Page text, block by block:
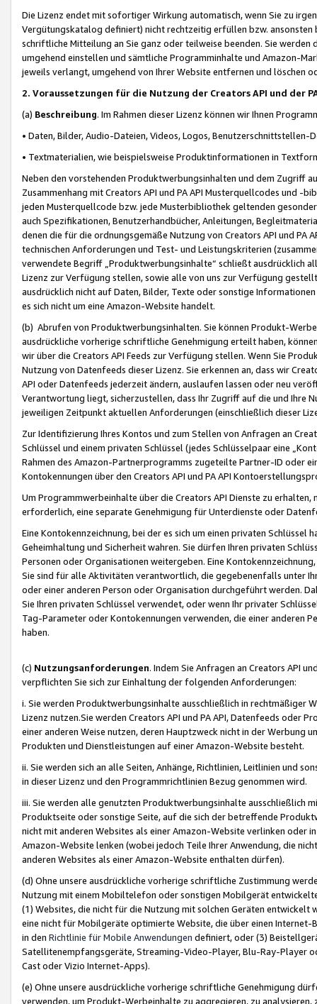
Die Lizenz endet mit sofortiger Wirkung automatisch, wenn Sie zu
Vergütungskatalog definiert) nicht rechtzeitig erfüllen bzw. ansonsten
schriftliche Mitteilung an Sie ganz oder teilweise beenden. Sie werden
umgehend einstellen und sämtliche Programminhalte und Amazon-
jeweils verlangt, umgehend von Ihrer Website entfernen und löschen
2. Voraussetzungen für die Nutzung der Creators API und der
(a) Beschreibung. Im Rahmen dieser Lizenz können wir Ihnen
• Daten, Bilder, Audio-Dateien, Videos, Logos, Benutzerschnittstellen-
• Textmaterialien, wie beispielsweise Produktinformationen in
Neben den vorstehenden Produktwerbungsinhalten und dem Zugriff
Zusammenhang mit Creators API und PA API Musterquellcodes und
jeden Musterquellcode bzw. jede Musterbibliothek geltenden
auch Spezifikationen, Benutzerhandbücher, Anleitungen,
denen die für die ordnungsgemäße Nutzung von Creators API und PA
technischen Anforderungen und Test- und Leistungskriterien
verwendete Begriff „Produktwerbungsinhalte“ schließt ausdrücklich
Lizenz zur Verfügung stellen, sowie alle von uns zur Verfügung
ausdrücklich nicht auf Daten, Bilder, Texte oder sonstige
es sich nicht um eine Amazon-Website handelt.
(b) Abrufen von Produktwerbungsinhalten. Sie können Produkt-
ausdrückliche vorherige schriftliche Genehmigung erteilt haben,
wir über die Creators API Feeds zur Verfügung stellen. Wenn Sie
Nutzung von Datenfeeds dieser Lizenz. Sie erkennen an, dass wir
API oder Datenfeeds jederzeit ändern, auslaufen lassen oder neu
Verantwortung liegt, sicherzustellen, dass Ihr Zugriff auf die und Ihre
jeweiligen Zeitpunkt aktuellen Anforderungen (einschließlich dieser
Zur Identifizierung Ihres Kontos und zum Stellen von Anfragen an
Schlüssel und einem privaten Schlüssel (jedes Schlüsselpaar eine
Rahmen des Amazon-Partnerprogramms zugeteilte Partner-ID oder
Kontokennungen über den Creators API und PA API
Um Programmwerbeinhalte über die Creators API Dienste zu
erforderlich, eine separate Genehmigung für Unterdienste oder
Eine Kontokennzeichnung, bei der es sich um einen privaten
Geheimhaltung und Sicherheit wahren. Sie dürfen Ihren privaten
Personen oder Organisationen weitergeben. Eine
Sie sind für alle Aktivitäten verantwortlich, die gegebenenfalls unter
oder einer anderen Person oder Organisation durchgeführt werden.
Sie Ihren privaten Schlüssel verwendet, oder wenn Ihr privater
Tag-Parameter oder Kontokennungen verwenden, die einer anderen
haben.
(c) Nutzungsanforderungen. Indem Sie Anfragen an Creators API
verpflichten Sie sich zur Einhaltung der folgenden Anforderungen:
i. Sie werden Produktwerbungsinhalte ausschließlich in rechtmäßiger
Lizenz nutzen.Sie werden Creators API und PA API, Datenfeeds oder
einer anderen Weise nutzen, deren Hauptzweck nicht in der Werbung
Produkten und Dienstleistungen auf einer Amazon-Website besteht.
ii. Sie werden sich an alle Seiten, Anhänge, Richtlinien, Leitlinien und
in dieser Lizenz und den Programmrichtlinien Bezug genommen wird.
iii. Sie werden alle genutzten Produktwerbungsinhalte ausschließlich
Produktseite oder sonstige Seite, auf die sich der betreffende
nicht mit anderen Websites als einer Amazon-Website verlinken oder
Amazon-Website lenken (wobei jedoch Teile Ihrer Anwendung, die
anderen Websites als einer Amazon-Website enthalten dürfen).
(d) Ohne unsere ausdrückliche vorherige schriftliche Zustimmung
Nutzung mit einem Mobiltelefon oder sonstigen Mobilgerät
(1) Websites, die nicht für die Nutzung mit solchen Geräten
eine nicht für Mobilgeräte optimierte Website, die über einen
in den Richtlinie für Mobile Anwendungen definiert, oder (3)
Satellitenempfangsgeräte, Streaming-Video-Player, Blu-Ray-Player
Cast oder Vizio Internet-Apps).
(e) Ohne unsere ausdrückliche vorherige schriftliche Genehmigung
verwenden, um Produkt-Werbeinhalte zu aggregieren, zu